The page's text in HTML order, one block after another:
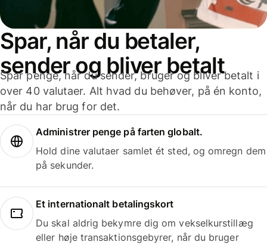
Spar, når du betaler,
sender og bliver betalt
Spar penge, når du sender, bruger og bliver betalt i
over 40 valutaer. Alt hvad du behøver, på én konto,
når du har brug for det.
Administrer penge på farten globalt.
Hold dine valutaer samlet ét sted, og omregn dem
på sekunder.
Et internationalt betalingskort
Du skal aldrig bekymre dig om vekselkurstillæg
eller høje transaktionsgebyrer, når du bruger